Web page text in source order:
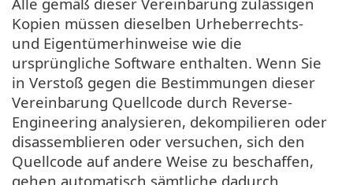
Kopien müssen dieselben Urheberrechts-
und Eigentümerhinweise wie die
ursprüngliche Software enthalten. Wenn Sie
in Verstoß gegen die Bestimmungen dieser
Vereinbarung Quellcode durch Reverse-
Engineering analysieren, dekompilieren oder
disassemblieren oder versuchen, sich den
Quellcode auf andere Weise zu beschaffen,
gehen automatisch sämtliche dadurch